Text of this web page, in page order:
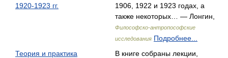
1920-1923 гг.
1906, 1922 и 1923 годах, а
также некоторых… — Лонгин,
Философско-антропософские
исследования Подробнее...
Теория и практика
В книге собраны лекции,